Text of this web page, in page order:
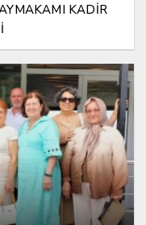
KADİR